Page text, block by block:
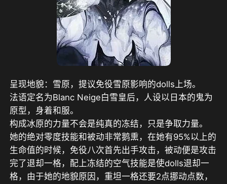
呈现地貌：雪原，提议免役雪原影响的dolls上场。
法语定名为Blanc Neige白雪皇后，人设以日本的鬼为
原型，身着和服。
构成冰原的力量不会是纯真的冻结，只是争取力量。
她的绝对零度技能和被动非常鹅熏，在她有95%以上的
生命值的时候，免役八次首先出手攻击，被动便是攻击
完了退却一格，配上冻结的空气技能是使dolls退却一
格，由于她的地貌原因，重坦一格还要2点挪动点数，